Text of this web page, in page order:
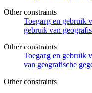
Other constraints
Toegang en gebruik
gebruik van
Other constraints
Toegang en gebruik
van geografische
Other constraints